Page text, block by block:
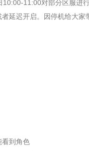
11:00对部分区服进
延迟开启。因停机给大家
看到角色